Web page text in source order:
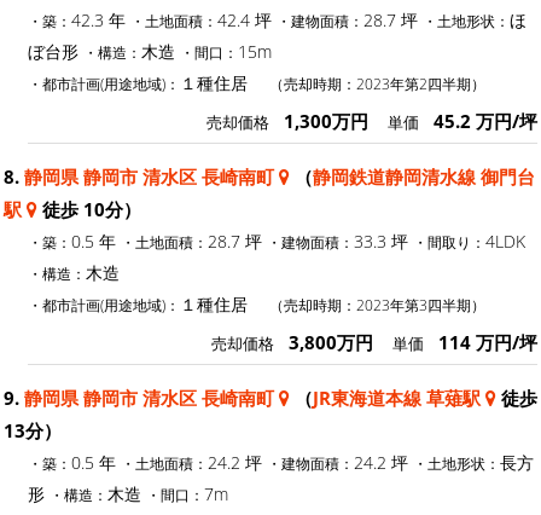
・築： 42.3 年 ・土地面積： 42.4 坪 ・建物面積： 28.7 坪 ・土地形状： ほ
ぼ台形 ・構造： 木造 ・間口： 15m
・都市計画(用途地域)： １種住居 （売却時期：2023年第2四半期）
売却価格 1,300万円 単価 45.2 万円/坪
8. 静岡県 静岡市 清水区 長崎南町 （静岡鉄道静岡清水線 御門台
駅
徒歩 10分）
・築： 0.5 年 ・土地面積： 28.7 坪 ・建物面積： 33.3 坪 ・間取り： 4LDK
・構造： 木造
・都市計画(用途地域)： １種住居 （売却時期：2023年第3四半期）
売却価格 3,800万円 単価 114 万円/坪
9. 静岡県 静岡市 清水区 長崎南町 （JR東海道本線 草薙駅
徒歩
13分）
・築： 0.5 年 ・土地面積： 24.2 坪 ・建物面積： 24.2 坪 ・土地形状： 長方
形 ・構造： 木造 ・間口： 7m